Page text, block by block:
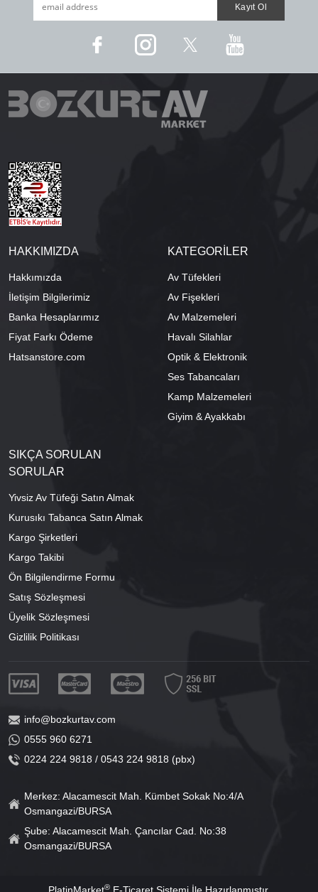
HAKKIMIZDA
Hakkımızda
İletişim Bilgilerimiz
Banka Hesaplarımız
Fiyat Farkı Ödeme
Hatsanstore.com
KATEGORİLER
Av Tüfekleri
Av Fişekleri
Av Malzemeleri
Havalı Silahlar
Optik & Elektronik
Ses Tabancaları
Kamp Malzemeleri
Giyim & Ayakkabı
SIKÇA SORULAN
SORULAR
Yivsiz Av Tüfeği Satın Almak
Kurusıkı Tabanca Satın Almak
Kargo Şirketleri
Kargo Takibi
Ön Bilgilendirme Formu
Satış Sözleşmesi
Üyelik Sözleşmesi
Gizlilik Politikası
info@bozkurtav.com
0555 960 6271
0224 224 9818 / 0543 224 9818 (pbx)
Merkez: Alacamescit Mah. Kümbet Sokak No:4/A
Osmangazi/BURSA
Şube: Alacamescit Mah. Çancılar Cad. No:38
Osmangazi/BURSA
®